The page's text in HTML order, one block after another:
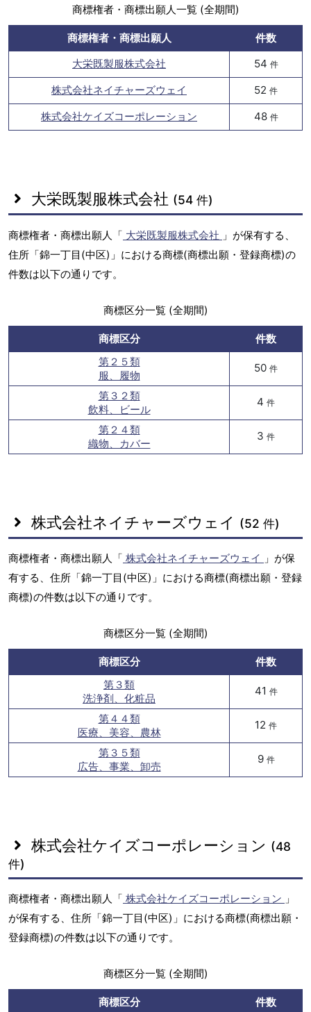
商標権者・商標出願人一覧 (全期間)
商標権者・商標出願人
件数
大栄既製服株式会社
54 件
株式会社ネイチャーズウェイ 52 件
株式会社ケイズコーポレーション 48 件
大栄既製服株式会社 (54 件)
商標権者・商標出願人「 大栄既製服株式会社 」が保有する、
住所「錦一丁目(中区)」における商標(商標出願・登録商標)の
件数は以下の通りです。
商標区分一覧 (全期間)
商標区分
件数
第２５類
服、履物
50 件
第３２類
飲料、ビール
4 件
第２４類
織物、カバー
3 件
株式会社ネイチャーズウェイ (52 件)
商標権者・商標出願人「 株式会社ネイチャーズウェイ 」が保
有する、住所「錦一丁目(中区)」における商標(商標出願・登録
商標)の件数は以下の通りです。
商標区分一覧 (全期間)
商標区分
件数
第３類
洗浄剤、化粧品
41 件
第４４類
医療、美容、農林
12 件
第３５類
広告、事業、卸売
9 件
株式会社ケイズコーポレーション (48
件)
商標権者・商標出願人「 株式会社ケイズコーポレーション 」
が保有する、住所「錦一丁目(中区)」における商標(商標出願・
登録商標)の件数は以下の通りです。
商標区分一覧 (全期間)
商標区分 件数